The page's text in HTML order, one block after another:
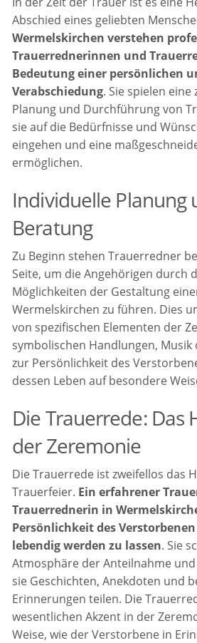
Abschied eines geliebten
Wermelskirchen verstehen
Trauerrednerinnen und
Bedeutung einer persönlichen
Verabschiedung. Sie spielen
Planung und Durchführung von
sie auf die Bedürfnisse und
eingehen und eine
ermöglichen.
Individuelle Planung
Beratung
Zu Beginn stehen Trauerredner
Seite, um die Angehörigen durch
Möglichkeiten der Gestaltung
Wermelskirchen zu führen. Dies
von spezifischen Elementen der
symbolischen Handlungen, Musik
zur Persönlichkeit des
dessen Leben auf besondere
Die Trauerrede: Das
der Zeremonie
Die Trauerrede ist zweifellos das
Trauerfeier. Ein erfahrener
Trauerrednerin in
Persönlichkeit des
lebendig werden zu lassen. Sie
Atmosphäre der Anteilnahme
sie Geschichten, Anekdoten und
Erinnerungen teilen. Die
wesentlichen Akzent in der
Weise, wie der Verstorbene in